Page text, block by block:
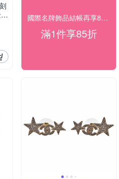
國際名牌飾品結帳再享85折
滿1件享85折